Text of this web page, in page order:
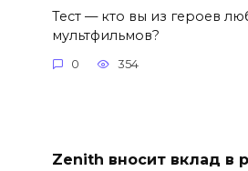
Тест — кто вы из героев
мультфильмов?
0 354
Zenith вносит вклад в